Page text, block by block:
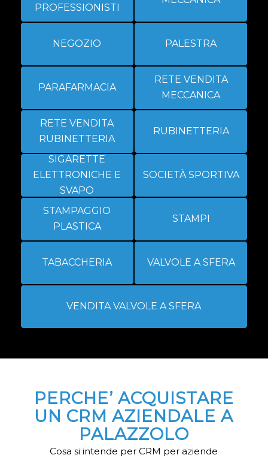
PROFESSIONISTI
NEGOZIO PALESTRA
PARAFARMACIA
RETE VENDITA
MECCANICA
RETE VENDITA
RUBINETTERIA
RUBINETTERIA
SIGARETTE
ELETTRONICHE E
SVAPO
SOCIETÀ SPORTIVA
STAMPAGGIO
PLASTICA
STAMPI
TABACCHERIA VALVOLE A SFERA
VENDITA VALVOLE A SFERA
PERCHE’ ACQUISTARE
UN CRM AZIENDALE A
PALAZZOLO
Cosa si intende per CRM per aziende